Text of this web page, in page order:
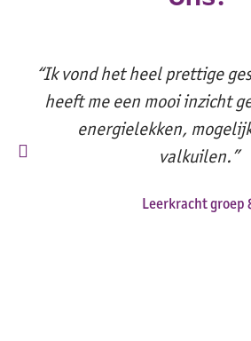
“Ik vond het heel prettige
heeft me een mooi inzicht
energielekken,
valkuilen.”
Leerkracht groep